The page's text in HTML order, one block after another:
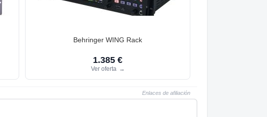
Behringer WING Rack
1.385 €
Ver oferta →
Enlaces de afiliación